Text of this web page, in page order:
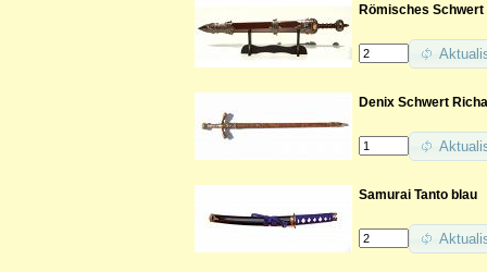
Römisches
Denix Schwert
Samurai Tanto blau